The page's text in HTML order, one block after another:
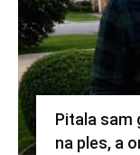
Pitala sam
na ples, a